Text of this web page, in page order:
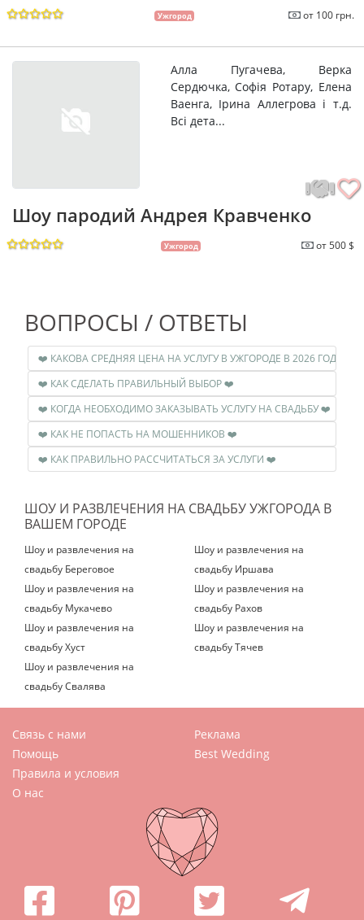
Ужгород от 100 грн.
Алла Пугачева, Верка
Сердючка, Софія Ротару, Елена
Ваенга, Ірина Аллегрова і т.д.
Всі дета...
Шоу пародий Андрея Кравченко
Ужгород от 500 $
ВОПРОСЫ / ОТВЕТЫ
❤️ КАК СДЕЛАТЬ ПРАВИЛЬНЫЙ ВЫБОР ❤️
❤️ КОГДА НЕОБХОДИМО ЗАКАЗЫВАТЬ УСЛУГУ НА СВАДЬБУ ❤️
❤️ КАК НЕ ПОПАСТЬ НА МОШЕННИКОВ ❤️
❤️ КАК ПРАВИЛЬНО РАССЧИТАТЬСЯ ЗА УСЛУГИ ❤️
ШОУ И РАЗВЛЕЧЕНИЯ НА СВАДЬБУ УЖГОРОДА В
ВАШЕМ ГОРОДЕ
Шоу и развлечения на
свадьбу Береговое
Шоу и развлечения на
свадьбу Иршава
Шоу и развлечения на
свадьбу Мукачево
Шоу и развлечения на
свадьбу Рахов
Шоу и развлечения на
свадьбу Хуст
Шоу и развлечения на
свадьбу Тячев
Шоу и развлечения на
свадьбу Свалява
Связь с нами
Помощь
Правила и условия
О нас
Реклама
Best Wedding